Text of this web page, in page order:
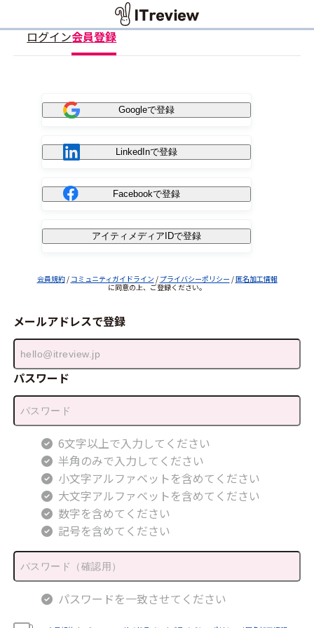
ログイン会員登録
Googleで登録
LinkedInで登録
Facebookで登録
アイティメディアIDで登録
会員規約/ コミュニティガイドライン / プライバシーポリシー /匿名加工情報
に同意の上、ご登録ください。
メールアドレスで登録
パスワード
6文字以上で入力してください
半角のみで入力してください
小文字アルファベットを含めてください
大文字アルファベットを含めてください
数字を含めてください
記号を含めてください
パスワードを一致させてください